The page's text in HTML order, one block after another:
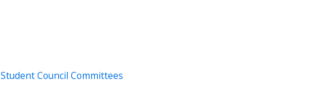
Student Council Committees